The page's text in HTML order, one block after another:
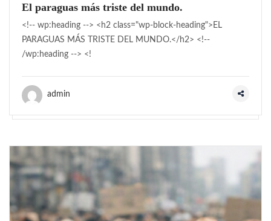
El paraguas más triste del mundo.
<!-- wp:heading --> <h2 class="wp-block-heading">EL
PARAGUAS MÁS TRISTE DEL MUNDO.</h2> <!--
/wp:heading --> <!
admin